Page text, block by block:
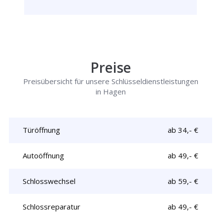
Preise
Preisübersicht für unsere Schlüsseldienstleistungen
in Hagen
Türöffnung ab 34,- €
Autoöffnung ab 49,- €
Schlosswechsel ab 59,- €
Schlossreparatur ab 49,- €